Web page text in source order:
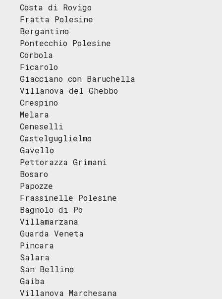
Costa di Rovigo
Fratta Polesine
Bergantino
Pontecchio Polesine
Corbola
Ficarolo
Giacciano con Baruchella
Villanova del Ghebbo
Crespino
Melara
Ceneselli
Castelguglielmo
Gavello
Pettorazza Grimani
Bosaro
Papozze
Frassinelle Polesine
Bagnolo di Po
Villamarzana
Guarda Veneta
Pincara
Salara
San Bellino
Gaiba
Villanova Marchesana